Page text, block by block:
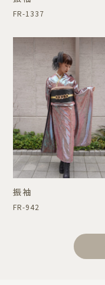
FR-1337
振袖
FR-942